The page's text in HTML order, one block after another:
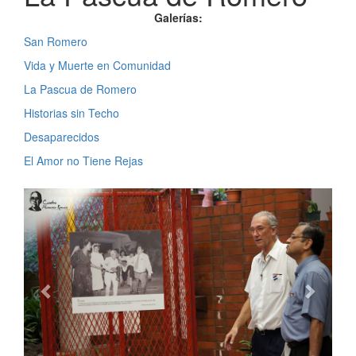
Galerías:
San Romero
Vida y Muerte en Comunidad
La Pascua de Romero
Historias sin Techo
Desaparecidos
El Amor no Tiene Rejas
Previous Next